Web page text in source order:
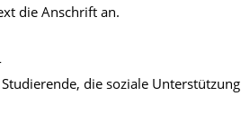
die Anschrift an.
die soziale Unterstützung